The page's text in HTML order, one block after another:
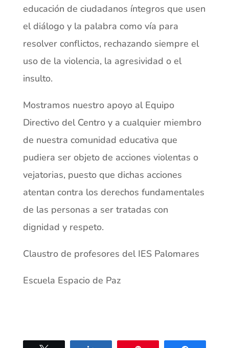
educación de ciudadanos íntegros que usen
el diálogo y la palabra como vía para
resolver conflictos, rechazando siempre el
uso de la violencia, la agresividad o el
insulto.
Mostramos nuestro apoyo al Equipo
Directivo del Centro y a cualquier miembro
de nuestra comunidad educativa que
pudiera ser objeto de acciones violentas o
vejatorias, puesto que dichas acciones
atentan contra los derechos fundamentales
de las personas a ser tratadas con
dignidad y respeto.
Claustro de profesores del IES Palomares
Escuela Espacio de Paz